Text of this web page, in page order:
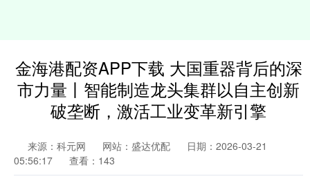
金海港配资APP下载 大国重器背后的深
市力量丨智能制造龙头集群以自主创新
破垄断，激活工业变革新引擎
来源：科元网 网站：盛达优配
日期：2026-03-21
05:56:17
查看：143